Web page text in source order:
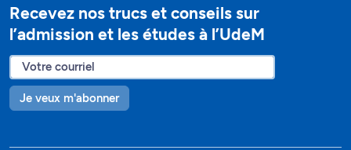
Recevez nos trucs et conseils sur
l’admission et les études à l’UdeM
Je veux m'abonner